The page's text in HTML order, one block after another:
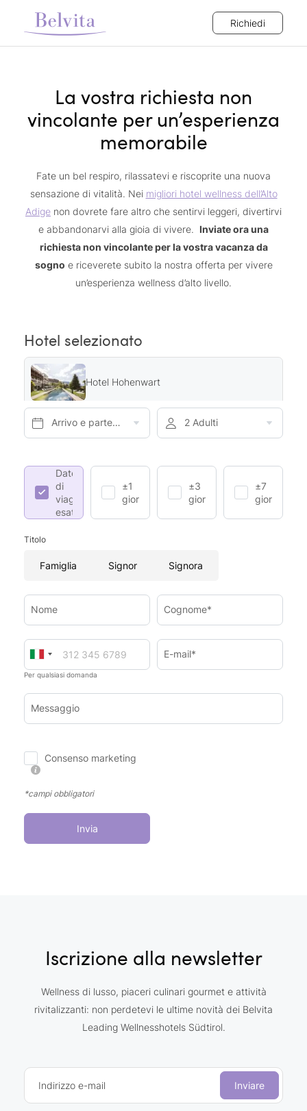
Richiedi
La vostra richiesta non
vincolante per un’esperienza
memorabile
Fate un bel respiro, rilassatevi e riscoprite una nuova
sensazione di vitalità. Nei migliori hotel wellness dell’Alto
Adige non dovrete fare altro che sentirvi leggeri, divertirvi
e abbandonarvi alla gioia di vivere. Inviate ora una
richiesta non vincolante per la vostra vacanza da
sogno e riceverete subito la nostra offerta per vivere
un’esperienza wellness d’alto livello.
Arrivo e partenza* 2 Adulti
Date
di
viaggio
esatte
±1
giorno
±3
giorni
±7
giorni
Titolo
Famiglia Signor Signora
Nome Cognome*
Per qualsiasi domanda
E-mail*
Messaggio
Consenso marketing
*campi obbligatori
Invia
Hotel selezionato
Hotel Hohenwart
Iscrizione alla newsletter
Wellness di lusso, piaceri culinari gourmet e attività
rivitalizzanti: non perdetevi le ultime novità dei Belvita
Leading Wellnesshotels Südtirol.
Indirizzo e-mail Inviare